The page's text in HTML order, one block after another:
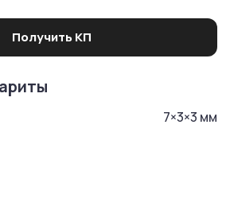
Получить КП
7×3×3 мм